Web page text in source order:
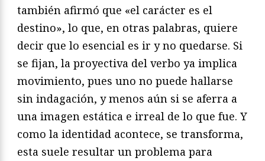
también afirmó que «el carácter es el
destino», lo que, en otras palabras, quiere
decir que lo esencial es ir y no quedarse. Si
se fijan, la proyectiva del verbo ya implica
movimiento, pues uno no puede hallarse
sin indagación, y menos aún si se aferra a
una imagen estática e irreal de lo que fue. Y
como la identidad acontece, se transforma,
esta suele resultar un problema para